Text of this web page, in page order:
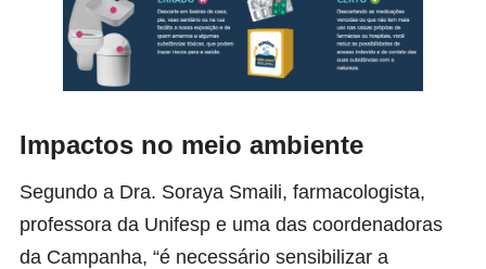
Impactos no meio ambiente
Segundo a Dra. Soraya Smaili, farmacologista,
professora da Unifesp e uma das coordenadoras
da Campanha, “é necessário sensibilizar a